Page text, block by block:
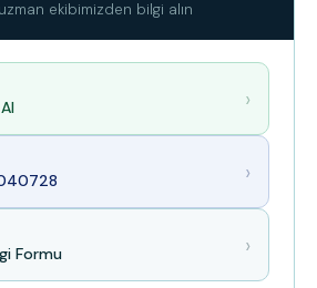
ekibimizden bilgi alın
›
›
Formu ›